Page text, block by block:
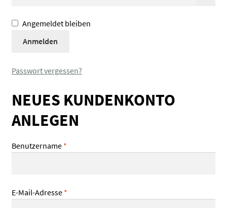
Angemeldet bleiben
Anmelden
Passwort vergessen?
NEUES KUNDENKONTO
ANLEGEN
Benutzername *Erforderlich
E-Mail-Adresse *Erforderlich